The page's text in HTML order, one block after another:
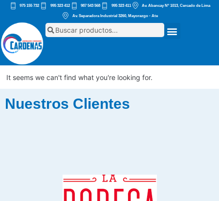
975 155 732 995 323 412 987 543 568 995 323 411 Av. Abancay Nº 1013, Cercado de Lima
Av. Separadora Industrial 3260, Mayorazgo - Ate
It seems we can't find what you're looking for.
Nuestros Clientes